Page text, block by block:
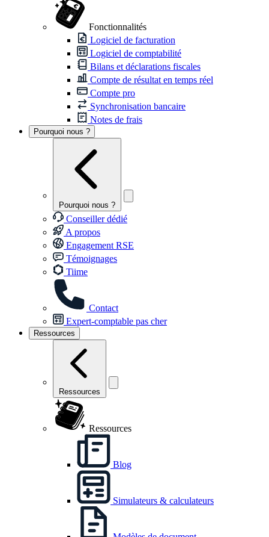
Fonctionnalités
Logiciel de facturation
Logiciel de comptabilité
Bilans et déclarations fiscales
Compte de résultat en temps réel
Compte pro
Synchronisation bancaire
Notes de frais
Pourquoi nous ?
Pourquoi nous ?
Conseiller dédié
A propos
Engagement RSE
Témoignages
Tiime
Contact
Expert-comptable pas cher
Ressources
Ressources
Ressources
Blog
Simulateurs & calculateurs